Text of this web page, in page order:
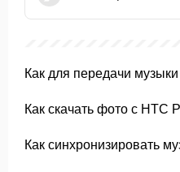
Как для передачи
Как скачать фото с HTC
Как синхронизировать